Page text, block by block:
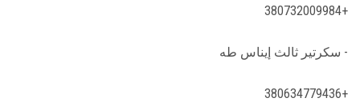
+380732009984
- سكرتير ثالث إيناس طه
+380634779436